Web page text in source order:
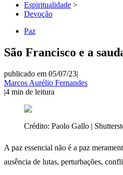
Espiritualidade >
Devoção
Paz
São Francisco e a
publicado em 05/07/23|
Marcos Aurélio Fernandes
|4 min de leitura
Crédito: Paolo Gallo |
A paz essencial não é a paz
ausência de lutas, perturbações,